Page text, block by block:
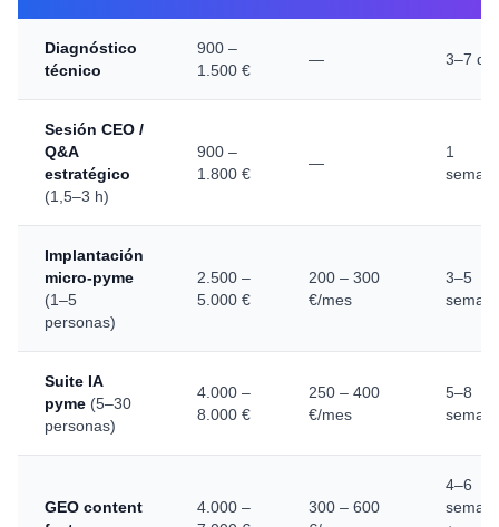
Diagnóstico
técnico
900 –
1.500 €
— 3–7
Sesión CEO /
Q&A
estratégico
(1,5–3 h)
900 –
1.800 €
—
1
Implantación
micro-pyme
(1–5
personas)
2.500 –
5.000 €
200 – 300
€/mes
3–5
Suite IA
pyme (5–30
personas)
4.000 –
8.000 €
250 – 400
€/mes
5–8
GEO content
4.000 –
300 – 600
4–6